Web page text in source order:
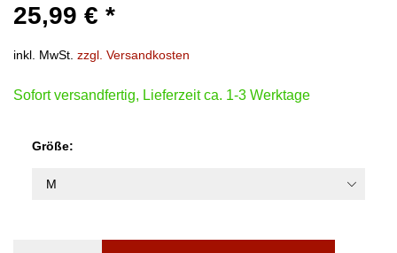
25,99 € *
inkl. MwSt. zzgl. Versandkosten
Sofort versandfertig, Lieferzeit ca. 1-3 Werktage
Größe: